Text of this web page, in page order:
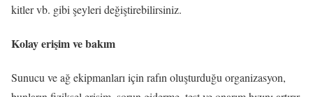
kitler vb. gibi şeyleri değiştirebilirsiniz.
Kolay erişim ve bakım
Sunucu ve ağ ekipmanları için rafın oluşturduğu organizasyon,